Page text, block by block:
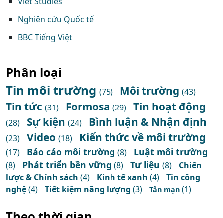
Nghiên cứu Quốc tế
BBC Tiếng Việt
Phân loại
Tin môi trường (75) Môi trường (43)
Tin tức (31) Formosa (29) Tin hoạt động
(28) Sự kiện (24) Bình luận & Nhận định
(23) Video (18) Kiến thức về môi trường
(17) Báo cáo môi trường (8) Luật môi trường
(8) Phát triển bền vững (8) Tư liệu (8)
Chiến
lược & Chính sách (4) Kinh tế xanh (4)
Tin công
nghệ(4) Tiết kiệm năng lượng (3) Tản mạn (1)